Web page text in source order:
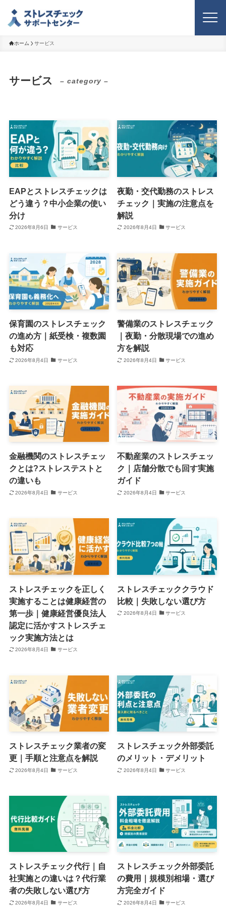
ホーム サービス
サービス – category –
EAPとストレスチェックは
どう違う？中小企業の使い
分け
2026年8月6日 サービス
夜勤・交代勤務のストレス
チェック｜実施の注意点を
解説
2026年8月4日 サービス
保育園のストレスチェック
の進め方｜紙受検・複数園
も対応
2026年8月4日 サービス
警備業のストレスチェック
｜夜勤・分散現場での進め
方を解説
2026年8月4日 サービス
金融機関のストレスチェッ
クとは?ストレステストと
の違いも
2026年8月4日 サービス
不動産業のストレスチェッ
ク｜店舗分散でも回す実施
ガイド
2026年8月4日 サービス
ストレスチェックを正しく
実施することは健康経営の
第一歩｜健康経営優良法人
認定に活かすストレスチェ
ック実施方法とは
2026年8月4日 サービス
ストレスチェッククラウド
比較｜失敗しない選び方
2026年8月4日 サービス
ストレスチェック業者の変
更｜手順と注意点を解説
2026年8月4日 サービス
ストレスチェック外部委託
のメリット・デメリット
2026年8月4日 サービス
ストレスチェック代行｜自
社実施との違いは？代行業
者の失敗しない選び方
2026年8月4日 サービス
ストレスチェック外部委託
の費用｜規模別相場・選び
方完全ガイド
2026年8月4日 サービス